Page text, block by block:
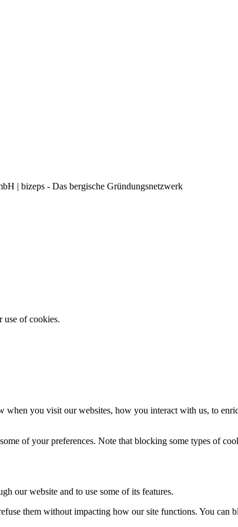
| bizeps - Das bergische Gründungsnetzwerk
use of cookies.
when you visit our websites, how you interact with us, to
of your preferences. Note that blocking some types of
our website and to use some of its features.
them without impacting how our site functions. You